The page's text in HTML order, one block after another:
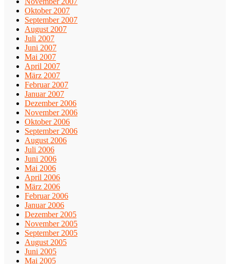
Oktober 2007
September 2007
August 2007
Juli 2007
Juni 2007
Mai 2007
April 2007
März 2007
Februar 2007
Januar 2007
Dezember 2006
November 2006
Oktober 2006
September 2006
August 2006
Juli 2006
Juni 2006
Mai 2006
April 2006
März 2006
Februar 2006
Januar 2006
Dezember 2005
November 2005
September 2005
August 2005
Juni 2005
Mai 2005